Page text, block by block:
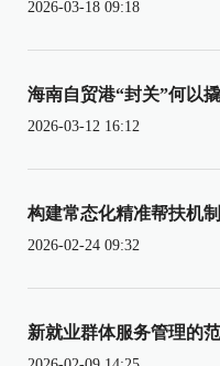
2026-03-18 09:18
海南自贸港“封关”何以
2026-03-12 16:12
构建常态化精准帮扶机
2026-02-24 09:32
新就业群体服务管理的